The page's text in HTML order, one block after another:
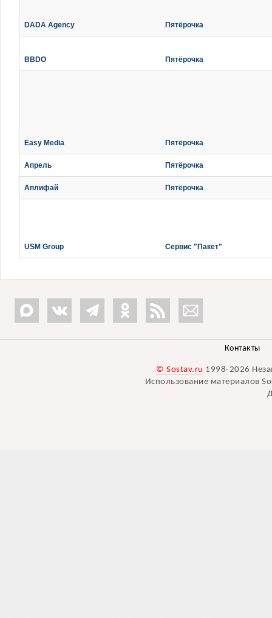
DADA Agency Пятёрочка
BBDO Пятёрочка
Easy Media Пятёрочка
Апрель Пятёрочка
Аплифай Пятёрочка
USM Group Сервис "Пакет"
Контакты
© Sostav.ru 1998-2026
Использование материалов